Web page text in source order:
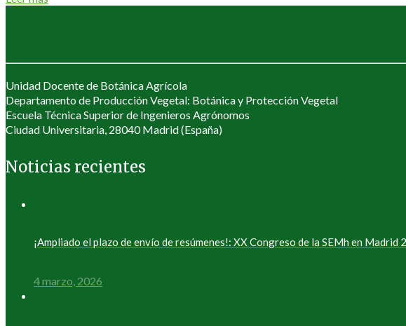
Unidad Docente de Botánica Agrícola
Departamento de Producción Vegetal: Botánica y Protección Vegetal
Escuela Técnica Superior de Ingenieros Agrónomos
Ciudad Universitaria, 28040 Madrid (España)
Noticias recientes
¡Ampliado el plazo de envío de resúmenes!: XX Congreso de la SEMh en
4 marzo, 2026